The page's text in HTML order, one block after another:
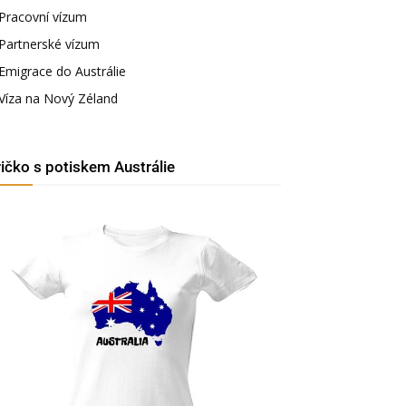
Pracovní vízum
Partnerské vízum
Emigrace do Austrálie
na Nový Zéland
s potiskem Austrálie